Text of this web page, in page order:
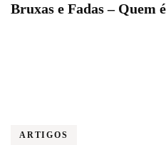
Bruxas e Fadas – Quem
ARTIGOS